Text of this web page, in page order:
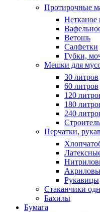
Протирочные
Нетканое
Ветошь
Салфетки
Губки,
Мешки для
30 литров
60 литров
120
180
240
Перчатки,
Рукавицы
Стаканчики
Бахилы
Бумага